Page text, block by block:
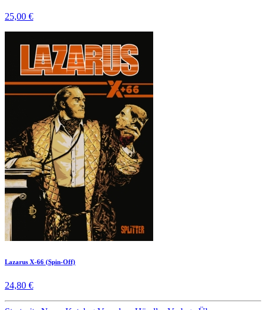
25,00 €
Lazarus X-66 (Spin-Off)
24,80 €